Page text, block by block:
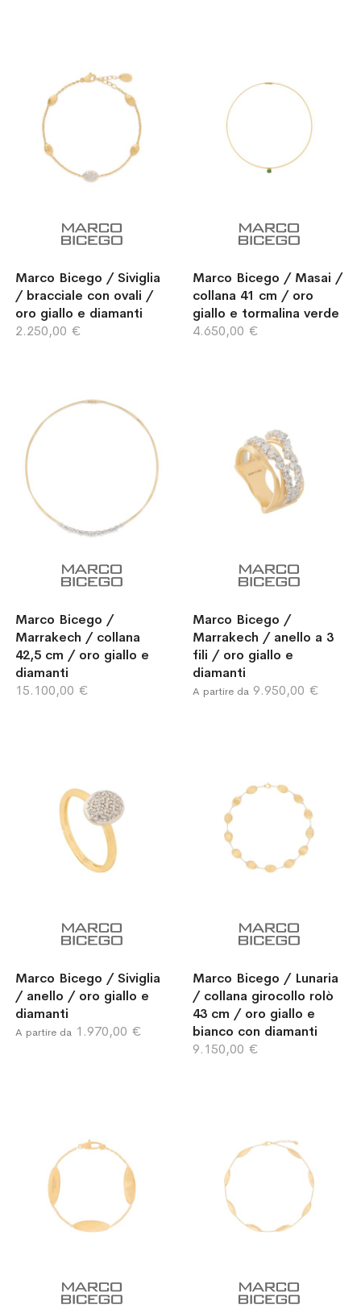
Marco Bicego / Siviglia
/ bracciale con ovali /
oro giallo e diamanti
2.250,00 €
Marco Bicego / Masai /
collana 41 cm / oro
giallo e tormalina verde
4.650,00 €
Marco Bicego /
Marrakech / collana
42,5 cm / oro giallo e
diamanti
15.100,00 €
Marco Bicego /
Marrakech / anello a 3
fili / oro giallo e
diamanti
A partire da 9.950,00 €
Marco Bicego / Siviglia
/ anello / oro giallo e
diamanti
A partire da 1.970,00 €
Marco Bicego / Lunaria
/ collana girocollo rolò
43 cm / oro giallo e
bianco con diamanti
9.150,00 €